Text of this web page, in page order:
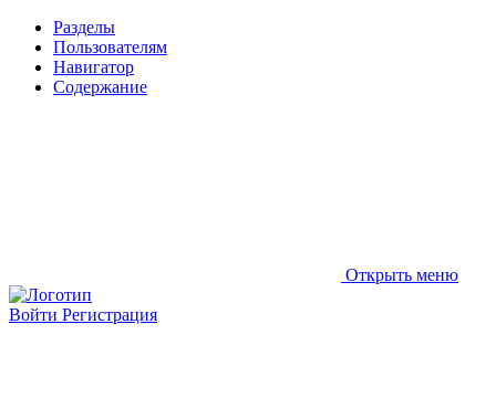
Разделы
Пользователям
Навигатор
Содержание
Открыть меню
Войти Регистрация